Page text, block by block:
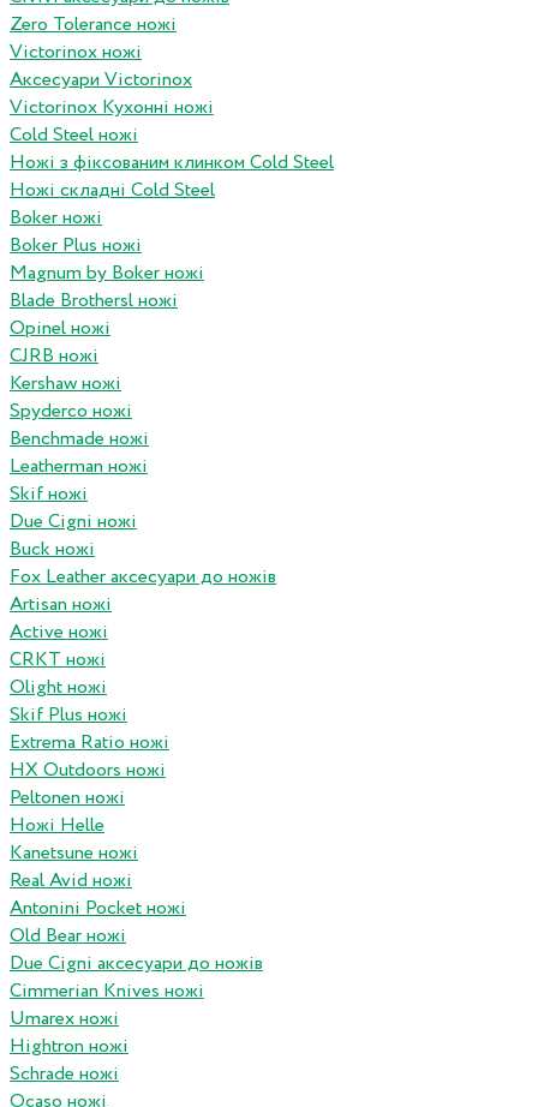
Zero Tolerance ножі
Victorinox ножі
Аксесуари Victorinox
Victorinox Кухонні ножі
Cold Steel ножі
Ножі з фіксованим клинком Cold Steel
Ножі складні Cold Steel
Boker ножі
Boker Plus ножі
Magnum by Boker ножі
Blade Brothersl ножі
Opinel ножі
CJRB ножі
Kershaw ножі
Spyderco ножі
Benchmade ножі
Leatherman ножі
Skif ножі
Due Cigni ножі
Buck ножі
Fox Leather аксесуари до ножів
Artisan ножі
Active ножі
CRKT ножі
Olight ножі
Skif Plus ножі
Extrema Ratio ножі
HX Outdoors ножі
Peltonen ножі
Ножі Helle
Kanetsune ножі
Real Avid ножі
Antonini Pocket ножі
Old Bear ножі
Due Cigni аксесуари до ножів
Cimmerian Knives ножі
Umarex ножі
Hightron ножі
Schrade ножі